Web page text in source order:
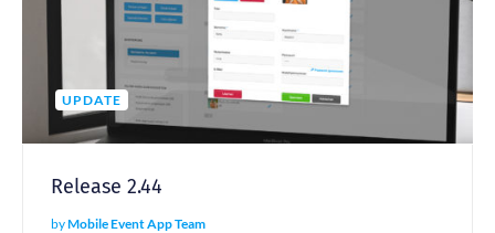
UPDATE
Release 2.44
byMobile Event App Team